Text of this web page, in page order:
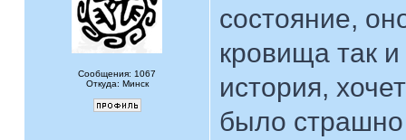
Сообщения: 1067
Откуда: Минск
состояние,
кровища так
история,
было страшно